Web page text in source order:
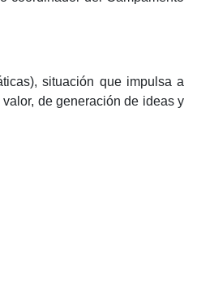
situación que impulsa a
de generación de ideas y